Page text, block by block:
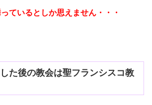
ているとしか思えません・・・
た後の教会は聖フランシスコ教